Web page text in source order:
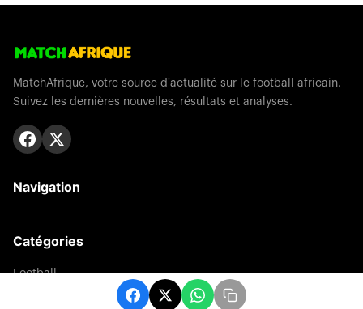
MatchAfrique, votre source d'actualité sur le football africain.
Suivez les dernières nouvelles, résultats et analyses.
Navigation
Catégories
Football